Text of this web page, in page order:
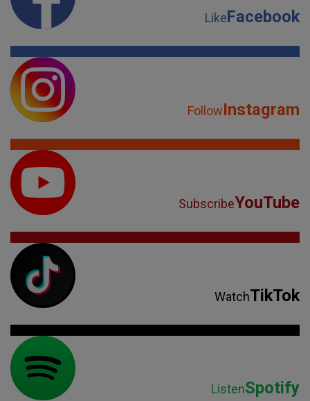
LikeFacebook
FollowInstagram
SubscribeYouTube
WatchTikTok
ListenSpotify